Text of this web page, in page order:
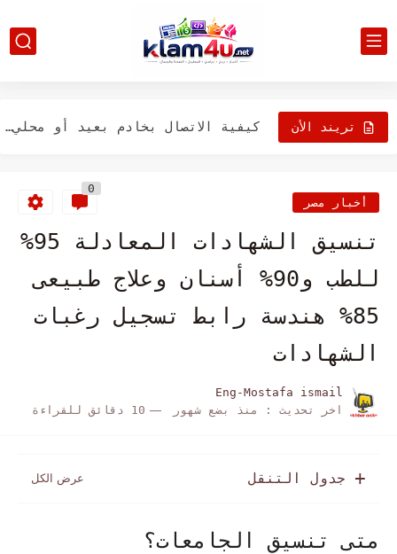
تريند الأن
كيفية الطباعة بالأبيض والأسود على نظام Mac
كيفية الاتصال بخادم بعيد أو محلي على جهاز Mac
أخبار مصر
0
تنسيق الشهادات المعادلة 95%
للطب و90% أسنان وعلاج طبيعى
85% هندسة رابط تسجيل رغبات
الشهادات
Eng-Mostafa ismail
اخر تحديث :
منذ بضع شهور 10 دقائق للقراءة
جدول التنقل
متى تنسيق الجامعات؟